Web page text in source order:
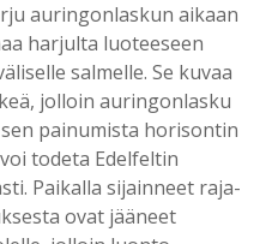
auringonlaskun aikaan
harjulta luoteeseen
salmelle. Se kuvaa
jolloin auringonlasku
painumista horisontin
todeta Edelfeltin
Paikalla sijainneet raja-
ovat jääneet